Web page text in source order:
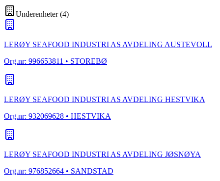
Underenheter(4)
LERØY SEAFOOD INDUSTRI AS AVDELING AUSTEVOLL
Org.nr: 996653811 • STOREBØ
LERØY SEAFOOD INDUSTRI AS AVDELING HESTVIKA
Org.nr: 932069628 • HESTVIKA
LERØY SEAFOOD INDUSTRI AS AVDELING JØSNØYA
Org.nr: 976852664 • SANDSTAD